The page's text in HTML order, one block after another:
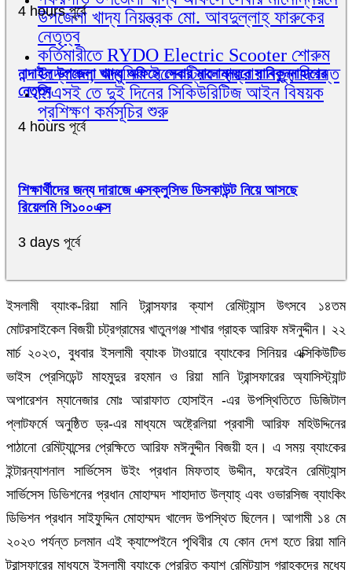
উপজেলা খাদ্য নিয়ন্ত্রক মো. আবদুল্লাহ্ ফারুকের
নেতৃত্ব
কর্তিমারীতে RYDO Electric Scooter শোরুম
উদ্বোধন, আধুনিক ইলেকট্রিক যাত্রার নতুন দিগন্ত
সিএসই তে দুই দিনের সিকিউরিটিজ আইন বিষয়ক
প্রশিক্ষণ কর্মসূচির শুরু
4 hours পূর্বে
নান্দাইল উপজেলা খাদ্য অফিসে সেবার মানোন্নয়নে সাবিকুন্নাহারের
নেতৃত্ব
4 hours পূর্বে
শিক্ষার্থীদের জন্য দারাজে এক্সক্লুসিভ ডিসকাউন্ট নিয়ে আসছে
রিয়েলমি সি১০০এক্স
3 days পূর্বে
ইসলামী ব্যাংক-রিয়া মানি ট্রান্সফার ক্যাশ রেমিট্যান্স উৎসবে ১৪তম
মোটরসাইকেল বিজয়ী চট্রগ্রামের খাতুনগঞ্জ শাখার গ্রাহক আরিফ মঈনুদ্দীন। ২২
মার্চ ২০২৩, বুধবার ইসলামী ব্যাংক টাওয়ারে ব্যাংকের সিনিয়র এক্সিকিউটিভ
ভাইস প্রেসিডেন্ট মাহমুদুর রহমান ও রিয়া মানি ট্রান্সফারের অ্যাসিস্ট্যান্ট
অপারেশন ম্যানেজার মোঃ আরাফাত হোসাইন -এর উপস্থিতিতে ডিজিটাল
প্লাটফর্মে অনুষ্ঠিত ড্র-এর মাধ্যমে অষ্ট্রেলিয়া প্রবাসী আরিফ মহিউদ্দিনের
পাঠানো রেমিট্যান্সের প্রেক্ষিতে আরিফ মঈনুদ্দীন বিজয়ী হন। এ সময় ব্যাংকের
ইন্টারন্যাশনাল সার্ভিসেস উইং প্রধান মিফতাহ উদ্দীন, ফরেইন রেমিট্যান্স
সার্ভিসেস ডিভিশনের প্রধান মোহাম্মদ শাহাদাত উল্যাহ্ এবং ওভারসিজ ব্যাংকিং
ডিভিশন প্রধান সাইফুদ্দিন মোহাম্মদ খালেদ উপস্থিত ছিলেন। আগামী ১৪ মে
২০২৩ পর্যন্ত চলমান এই ক্যাম্পেইনে পৃথিবীর যে কোন দেশ হতে রিয়া মানি
ট্রান্সফারের মাধ্যমে ইসলামী ব্যাংকে প্রেরিত ক্যাশ রেমিট্যান্স গ্রাহকদের মধ্যে